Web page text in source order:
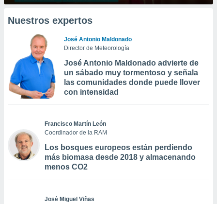
Nuestros expertos
José Antonio Maldonado
Director de Meteorología
José Antonio Maldonado advierte de
un sábado muy tormentoso y señala
las comunidades donde puede llover
con intensidad
Francisco Martín León
Coordinador de la RAM
Los bosques europeos están perdiendo
más biomasa desde 2018 y almacenando
menos CO2
José Miguel Viñas